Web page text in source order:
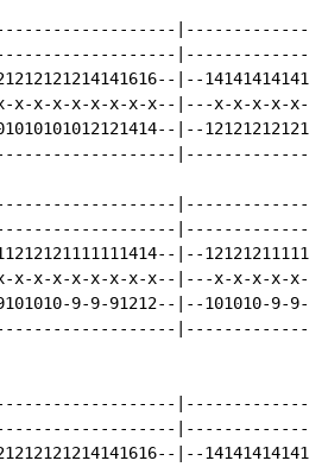
|--
x-x-x-x-x-x-x-x--|---x-x-x-x-x-
|--
|--
x-x-x-x-x-x-x-x--|---x-x-x-x-x-
9-9-91212--|--101010-9-9-
|--